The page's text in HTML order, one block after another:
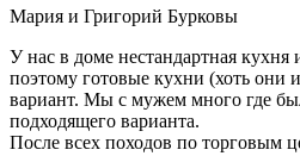
Мария и Григорий Бурковы
У нас в доме нестандартная кухня
поэтому готовые кухни (хоть
вариант. Мы с мужем много где
подходящего варианта.
После всех походов по торговым